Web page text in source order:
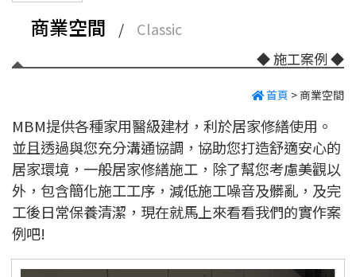
商業空間 / Classic
◆ 施工案例 ◆
首頁 > 商業空間
MBM提供各種家用醫級建材，利於居家修繕使用。
並且透過與您充分溝通協調，協助您打造舒適安心的
居家環境，一般居家修繕施工，除了幫您考慮美觀以
外，包含簡化施工工序，減低施工噪音及髒亂，及完
工後日常保養清潔，現在就馬上來看看我們的實作案
例吧!